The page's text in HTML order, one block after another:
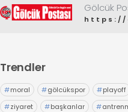
Gölcük
https://
Trendler
#moral #gölcükspor #playoff
#ziyaret #başkanlar #